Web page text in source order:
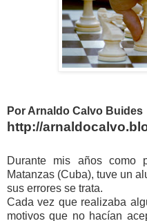
Por Arnaldo Calvo Buides
http://
Durante mis años como
Matanzas (Cuba), tuve un
sus errores se trata.
Cada vez que realizaba
motivos que no hacían